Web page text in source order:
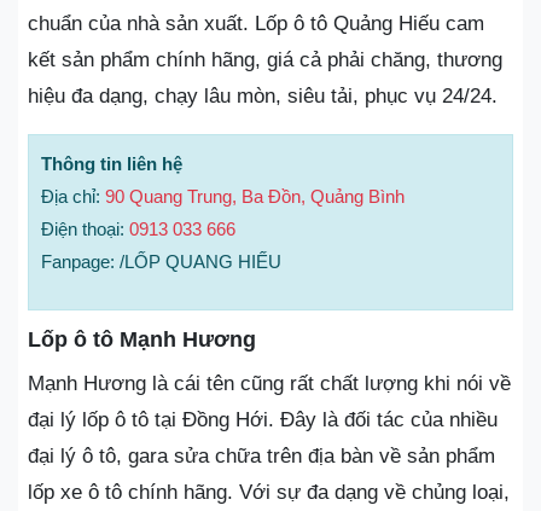
chuẩn của nhà sản xuất. Lốp ô tô Quảng Hiếu cam
kết sản phẩm chính hãng, giá cả phải chăng, thương
hiệu đa dạng, chạy lâu mòn, siêu tải, phục vụ 24/24.
Thông tin liên hệ
Địa chỉ: 90 Quang Trung, Ba Đồn, Quảng Bình
Điện thoại: 0913 033 666
Fanpage: /LỐP QUANG HIẾU
Lốp ô tô Mạnh Hương
Mạnh Hương là cái tên cũng rất chất lượng khi nói về
đại lý lốp ô tô tại Đồng Hới. Đây là đối tác của nhiều
đại lý ô tô, gara sửa chữa trên địa bàn về sản phẩm
lốp xe ô tô chính hãng. Với sự đa dạng về chủng loại,